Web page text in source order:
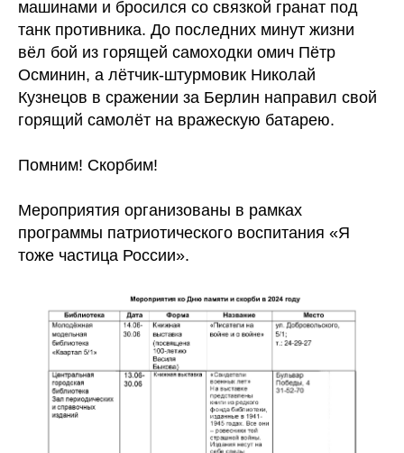
машинами и бросился со связкой гранат под
танк противника. До последних минут жизни
вёл бой из горящей самоходки омич Пётр
Осминин, а лётчик-штурмовик Николай
Кузнецов в сражении за Берлин направил свой
горящий самолёт на вражескую батарею.
Помним! Скорбим!
Мероприятия организованы в рамках
программы патриотического воспитания «Я
тоже частица России».